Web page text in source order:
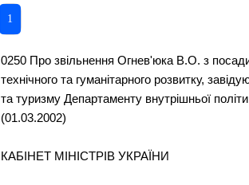
1
0250 Про звільнення Огнев'юка В.О. з
технічного та гуманітарного розвитку,
та туризму Департаменту внутрішньої
(01.03.2002)
КАБІНЕТ МІНІСТРІВ УКРАЇНИ